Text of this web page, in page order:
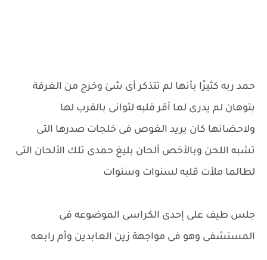
حمد ربه كثيرًا بأنها لم تتذكر أى شئ وخرج من الغرفة
بتوهان لم يدرى لما أقر قلبه لثوانى بالقرب لها
ولاحضانها كان يريد الغوص فى خلجات صدرها التى
تشبه اللحن وبالأخص ألحان بليغ حمدى تلك الألحان التى
لطالما ملأت قلبه لسنوات وسنوات
جلس طيف على إحدى الكراسى الموضوعه فى
المستشفى وهو فى مواجهة زين العابدين وأم رابعه